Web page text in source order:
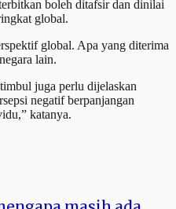
boleh ditafsir dan dinilai
global.
global. Apa yang diterima
lain.
juga perlu dijelaskan
negatif berpanjangan
katanya.